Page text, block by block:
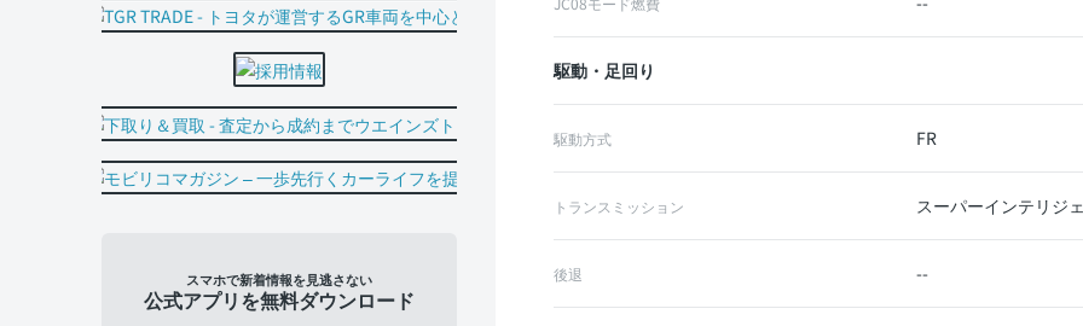
駆動・足回り
駆動方式 FR
トランスミッション スーパーインテリジ
後退 --
スマホで新着情報を見逃さない
公式アプリを無料ダウンロード